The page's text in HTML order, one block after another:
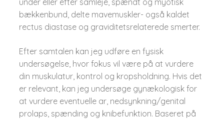
bækkenbund, delte mavemuskler- også kaldet
rectus diastase og graviditetsrelaterede smerter.
Efter samtalen kan jeg udføre en fysisk
undersøgelse, hvor fokus vil være på at vurdere
din muskulatur, kontrol og kropsholdning. Hvis det
er relevant, kan jeg undersøge gynækologisk for
at vurdere eventuelle ar, nedsynkning/genital
prolaps, spænding og knibefunktion. Baseret på